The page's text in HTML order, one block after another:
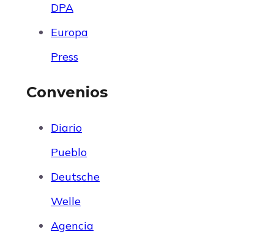
DPA
Europa
Press
Convenios
Diario
Pueblo
Deutsche
Welle
Agencia